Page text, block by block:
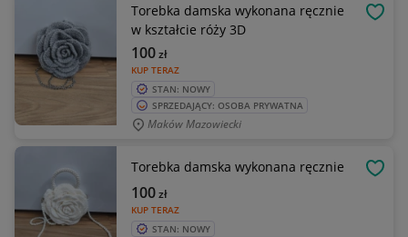
Torebka damska wykonana ręcznie
w kształcie róży 3D
KUP TERAZ
100zł
STAN: NOWY
SPRZEDAJĄCY: OSOBA PRYWATNA
Maków Mazowiecki
Torebka damska wykonana ręcznie
KUP TERAZ
100zł
STAN: NOWY